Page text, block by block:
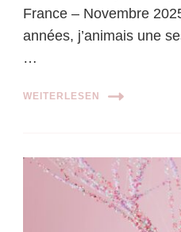
France – Novembre
années, j’animais une
…
WEITERLESEN